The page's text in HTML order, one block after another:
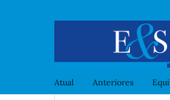
Atual Anteriores